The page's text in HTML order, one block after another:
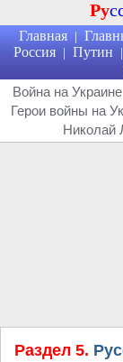
Ру
Главная |
Россия | Путин |
Война на Украине
Герои войны на
Николай
Раздел 5.